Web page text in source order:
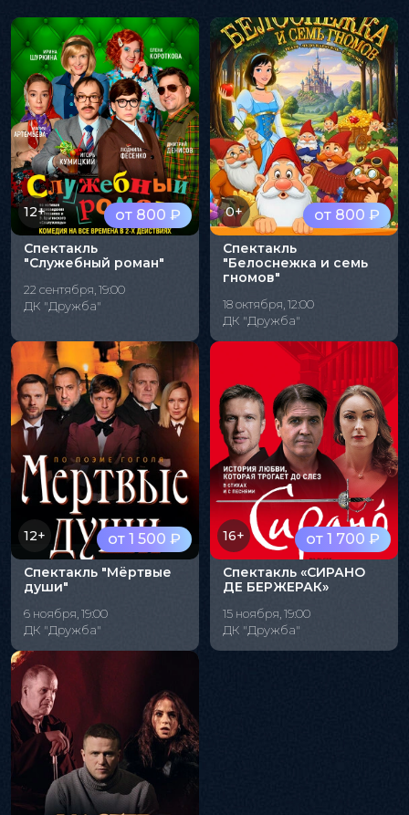
от 800 ₽
12+
Спектакль
"Служебный роман"
22 сентября, 19:00
ДК "Дружба"
от 800 ₽
0+
Спектакль
"Белоснежка и семь
гномов"
18 октября, 12:00
ДК "Дружба"
от 1 500 ₽
12+
Спектакль "Мёртвые
души"
6 ноября, 19:00
ДК "Дружба"
от 1 700 ₽
16+
Спектакль «СИРАНО
ДЕ БЕРЖЕРАК»
15 ноября, 19:00
ДК "Дружба"